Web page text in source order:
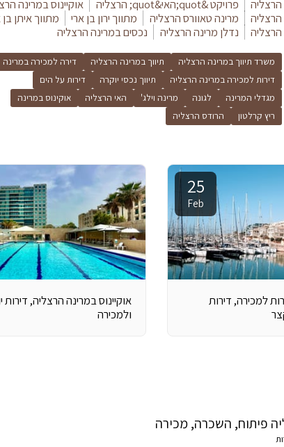
הרצליה
פרויקט &quot;האי&quot; הרצליה אוקיינוס במרינה
הרצליה
מרינה טאוורס הרצליה מתווך ירון בן ארי מתווך איתן בן
הרצליה
נדלן מרינה הרצליה נכסים במרינה הרצליה
משרד תיווך במרינה הרצליה תיווך במרינה הרצליה
דירה למכירה במרינה
דירות למכירה במרינה הרצליה
תיווך נכסי יוקרה
דירות על הים
מגדלי המרינה
לגונה מרינה וילג' האי הרצליה
אוקינוס במרינה
ריץ קרלטון
הרודס הרצליה
25
Feb
למכירה, דירות
אוקיינוס במרינה הרצליה,
ולמכירה
פיתוח, השכרה, מכירה